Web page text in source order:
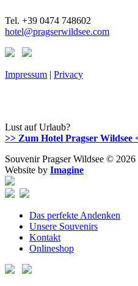
Tel. +39 0474 748602
hotel@pragserwildsee.com
Impressum | Privacy
Lust auf Urlaub?
>> Zum Hotel Pragser Wildsee
Souvenir Pragser Wildsee © 2026
Website by Imagine
Das perfekte Andenken
Unsere Souvenirs
Kontakt
Onlineshop